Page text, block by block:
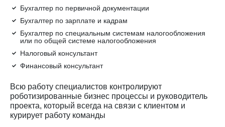
Бухгалтер по первичной документации
Бухгалтер по зарплате и кадрам
Бухгалтер по специальным системам налогообложения
или по общей системе налогообложения
Налоговый консультант
Финансовый консультант
Всю работу специалистов контролируют
роботизированные бизнес процессы и руководитель
проекта, который всегда на связи с клиентом и
курирует работу команды